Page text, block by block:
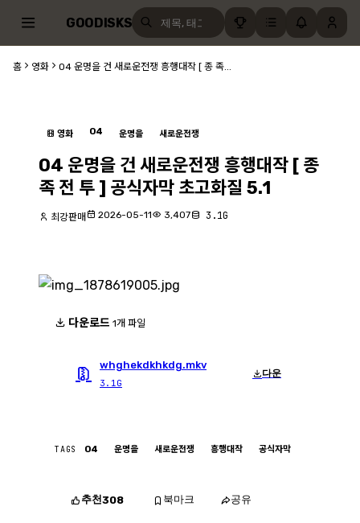
GOODISKS
홈 영화 O4 운명을 건 새로운전쟁 흥행대작 [ 종 족...
영화 O4 운명을 새로운전쟁
O4 운명을 건 새로운전쟁 흥행대작 [ 종
족 전 투 ] 공식자막 초고화질 5.1
최강판매 2026-05-11 3,407 3.1G
다운로드 1개 파일
whghekdkhkdg.mkv
3.1G
다운
TAGS O4 운명을 새로운전쟁 흥행대작 공식자막
추천308 북마크 공유